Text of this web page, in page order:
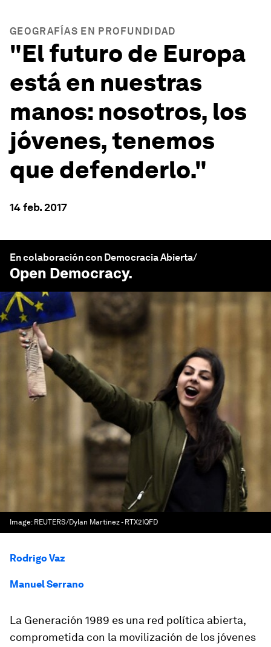
GEOGRAFÍAS EN PROFUNDIDAD
"El futuro de Europa
está en nuestras
manos: nosotros, los
jóvenes, tenemos
que defenderlo."
14 feb. 2017
En colaboración con Democracia Abierta/
Open Democracy.
Image: REUTERS/Dylan Martinez - RTX2IQFD
Rodrigo Vaz
Manuel Serrano
La Generación 1989 es una red política abierta,
comprometida con la movilización de los jóvenes